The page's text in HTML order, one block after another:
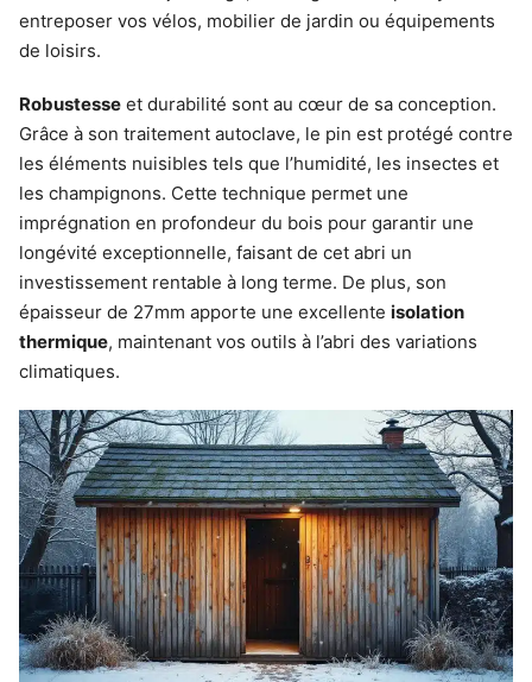
entreposer vos vélos, mobilier de jardin ou équipements
de loisirs.
Robustesse et durabilité sont au cœur de sa conception.
Grâce à son traitement autoclave, le pin est protégé contre
les éléments nuisibles tels que l’humidité, les insectes et
les champignons. Cette technique permet une
imprégnation en profondeur du bois pour garantir une
longévité exceptionnelle, faisant de cet abri un
investissement rentable à long terme. De plus, son
épaisseur de 27mm apporte une excellente isolation
thermique, maintenant vos outils à l’abri des variations
climatiques.